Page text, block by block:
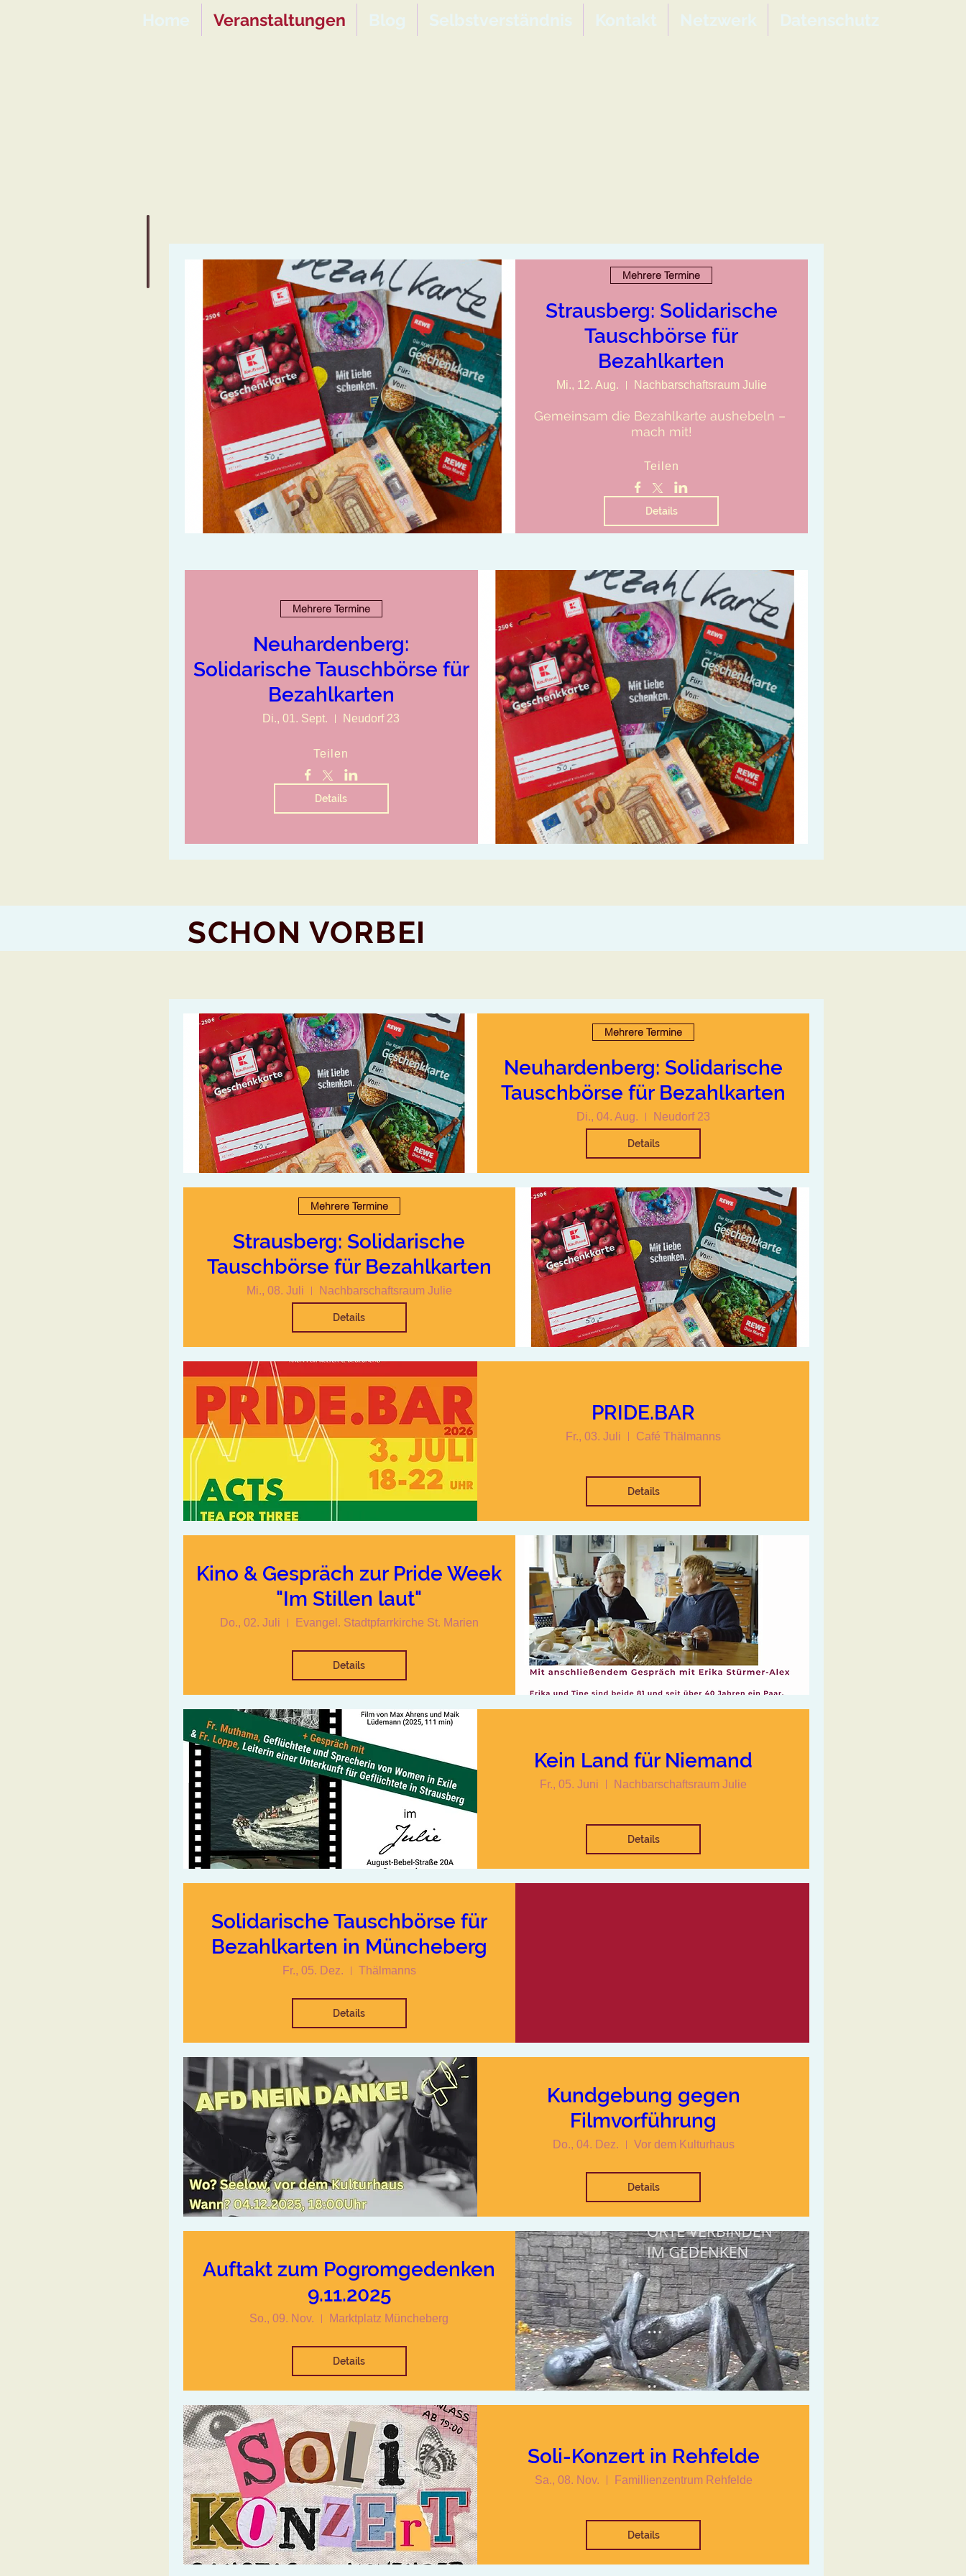
Home Veranstaltungen Blog Selbstverständnis Kontakt Netzwerk Datenschutz
Mehrere Termine
Strausberg: Solidarische
Tauschbörse für
Bezahlkarten
Mi., 12. Aug. Nachbarschaftsraum Julie
Gemeinsam die Bezahlkarte aushebeln –
mach mit!
Teilen
Details
Mehrere Termine
Neuhardenberg:
Solidarische Tauschbörse für
Bezahlkarten
Di., 01. Sept. Neudorf 23
Teilen
Details
SCHON VORBEI
Mehrere Termine
Neuhardenberg: Solidarische
Tauschbörse für Bezahlkarten
Di., 04. Aug. Neudorf 23
Details
Mehrere Termine
Strausberg: Solidarische
Tauschbörse für Bezahlkarten
Mi., 08. Juli Nachbarschaftsraum Julie
Details
PRIDE.BAR
Fr., 03. Juli Café Thälmanns
Details
Kino & Gespräch zur Pride Week
"Im Stillen laut"
Do., 02. Juli Evangel. Stadtpfarrkirche St. Marien
Details
Kein Land für Niemand
Fr., 05. Juni Nachbarschaftsraum Julie
Details
Solidarische Tauschbörse für
Bezahlkarten in Müncheberg
Fr., 05. Dez. Thälmanns
Details
Kundgebung gegen
Filmvorführung
Do., 04. Dez. Vor dem Kulturhaus
Details
Auftakt zum Pogromgedenken
9.11.2025
So., 09. Nov. Marktplatz Müncheberg
Details
Soli-Konzert in Rehfelde
Sa., 08. Nov. Famillienzentrum Rehfelde
Details